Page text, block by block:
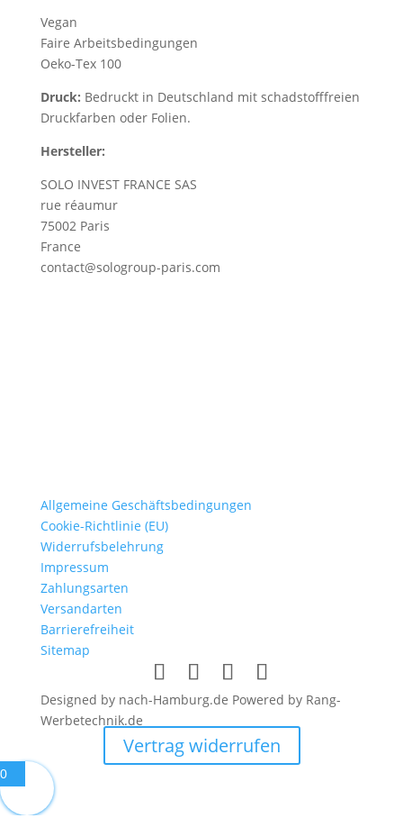
Vegan
Faire Arbeitsbedingungen
Oeko-Tex 100
Druck: Bedruckt in Deutschland mit schadstofffreien
Druckfarben oder Folien.
Hersteller:
SOLO INVEST FRANCE SAS
rue réaumur
75002 Paris
France
contact@sologroup-paris.com
Allgemeine Geschäftsbedingungen
Cookie-Richtlinie (EU)
Widerrufsbelehrung
Impressum
Zahlungsarten
Versandarten
Barrierefreiheit
Sitemap
Designed by nach-Hamburg.de Powered by Rang-
Werbetechnik.de
Vertrag widerrufen
0